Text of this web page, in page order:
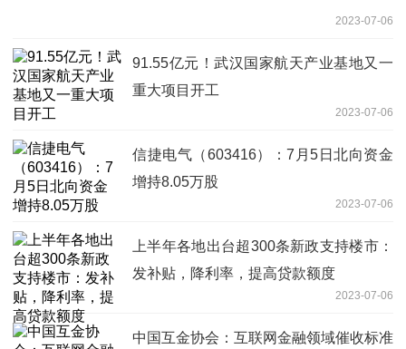
2023-07-06
91.55亿元！武汉国家航天产业基地又一
重大项目开工
2023-07-06
信捷电气（603416）：7月5日北向资金
增持8.05万股
2023-07-06
上半年各地出台超300条新政支持楼市：
发补贴，降利率，提高贷款额度
2023-07-06
中国互金协会：互联网金融领域催收标准